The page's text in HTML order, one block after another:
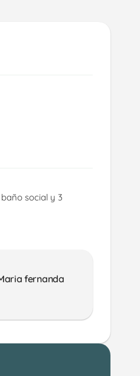
social y 3
fernanda